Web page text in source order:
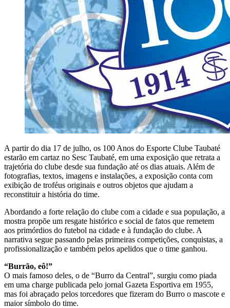
A partir do dia 17 de julho, os 100 Anos do Esporte Clube Taubaté
estarão em cartaz no Sesc Taubaté, em uma exposição que retrata a
trajetória do clube desde sua fundação até os dias atuais. Além de
fotografias, textos, imagens e instalações, a exposição conta com
exibição de troféus originais e outros objetos que ajudam a
reconstituir a história do time.
Abordando a forte relação do clube com a cidade e sua população, a
mostra propõe um resgate histórico e social de fatos que remetem
aos primórdios do futebol na cidade e à fundação do clube. A
narrativa segue passando pelas primeiras competições, conquistas, a
profissionalização e também pelos apelidos que o time ganhou.
“Burrão, eô!”
O mais famoso deles, o de “Burro da Central”, surgiu como piada
em uma charge publicada pelo jornal Gazeta Esportiva em 1955,
mas foi abraçado pelos torcedores que fizeram do Burro o mascote e
maior símbolo do time.